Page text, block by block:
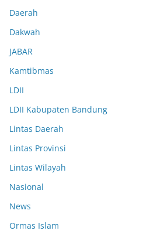
Daerah
Dakwah
JABAR
Kamtibmas
LDII
LDII Kabupaten Bandung
Lintas Daerah
Lintas Provinsi
Lintas Wilayah
Nasional
News
Ormas Islam